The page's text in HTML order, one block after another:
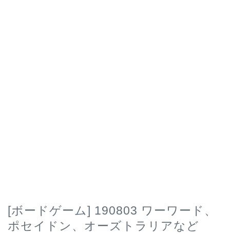
[ボードゲーム] 190803 ワーワード、
ポセイドン、オーズトラリアなど